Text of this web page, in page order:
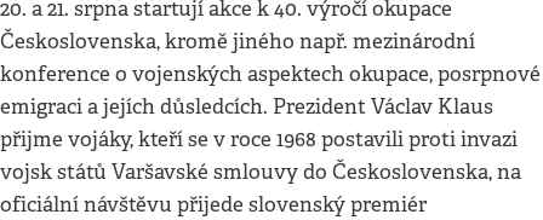
20. a 21. srpna startují akce k 40. výročí okupace
Československa, kromě jiného např. mezinárodní
konference o vojenských aspektech okupace, posrpnové
emigraci a jejích důsledcích. Prezident Václav Klaus
přijme vojáky, kteří se v roce 1968 postavili proti invazi
vojsk států Varšavské smlouvy do Československa, na
oficiální návštěvu přijede slovenský premiér